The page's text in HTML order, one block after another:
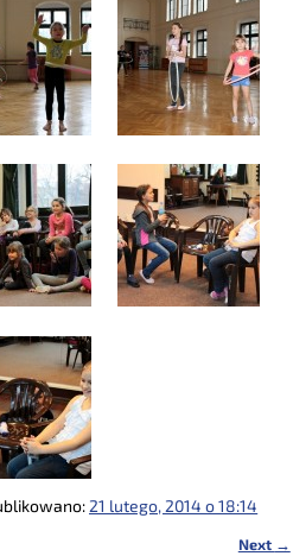
21 lutego, 2014 o 18:14
Next →